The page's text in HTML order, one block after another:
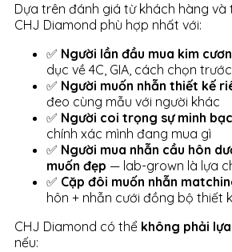
Dựa trên đánh giá từ khách hàng và
CHJ Diamond phù hợp nhất với:
✅ Người lần đầu mua kim
dục về 4C, GIA, cách chọn
✅ Người muốn nhẫn thiết kế
đeo cùng mẫu với người khác
✅ Người coi trọng sự minh
chính xác mình đang mua gì
✅ Người mua nhẫn cầu hôn
muốn đẹp — lab-grown là lựa
✅ Cặp đôi muốn nhẫn
hôn + nhẫn cưới đồng bộ thiết
CHJ Diamond có thể không phải
nếu: